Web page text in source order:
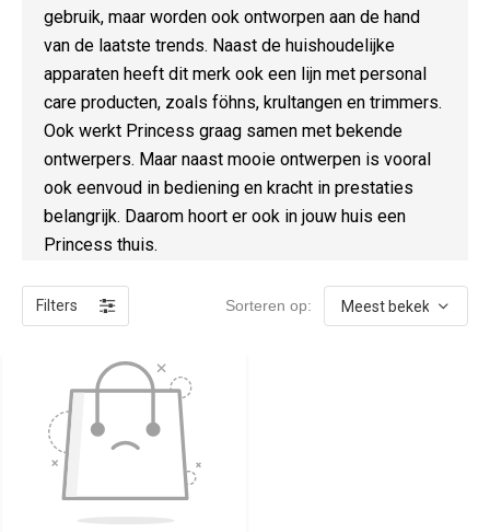
gebruik, maar worden ook ontworpen aan de hand
van de laatste trends. Naast de huishoudelijke
apparaten heeft dit merk ook een lijn met personal
care producten, zoals föhns, krultangen en trimmers.
Ook werkt Princess graag samen met bekende
ontwerpers. Maar naast mooie ontwerpen is vooral
ook eenvoud in bediening en kracht in prestaties
belangrijk. Daarom hoort er ook in jouw huis een
Princess thuis.
Filters Sorteren op: